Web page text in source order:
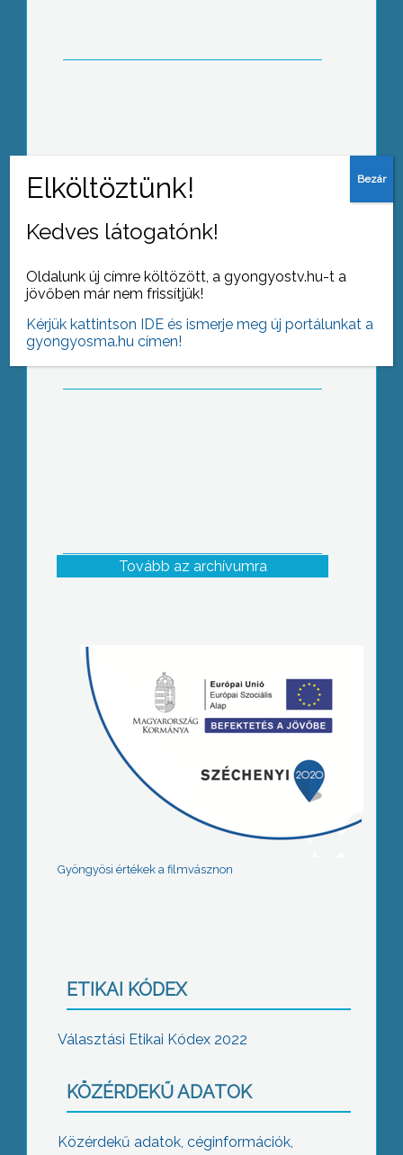
Három roma azt mondja,
Tovább az archívumra
Gyöngyösi értékek a filmvásznon
ETIKAI KÓDEX
Választási Etikai Kódex 2022
KÖZÉRDEKŰ ADATOK
Közérdekű adatok, céginformációk,
Kedves látogatónk!
Oldalunk új címre költözött, a gyongyostv.hu-t a
jövőben már nem frissítjük!
Kérjük kattintson IDE és ismerje meg új portálunkat a
gyongyosma.hu címen!